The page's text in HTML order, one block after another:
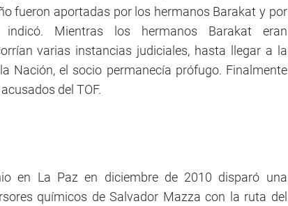
fueron aportadas por los hermanos Barakat y por
indicó. Mientras los hermanos Barakat eran
varias instancias judiciales, hasta llegar a la
Nación, el socio permanecía prófugo. Finalmente
del TOF.
en La Paz en diciembre de 2010 disparó una
químicos de Salvador Mazza con la ruta del